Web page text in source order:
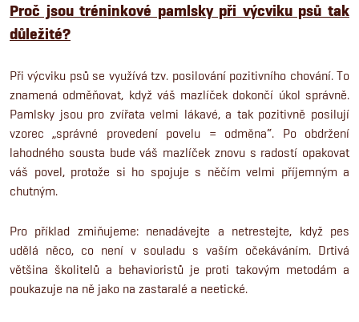
Proč jsou tréninkové pamlsky při výcviku psů tak
důležité?
Při výcviku psů se využívá tzv. posilování pozitivního chování. To
znamená odměňovat, když váš mazlíček dokončí úkol správně.
Pamlsky jsou pro zvířata velmi lákavé, a tak pozitivně posilují
vzorec „správné provedení povelu = odměna“. Po obdržení
lahodného sousta bude váš mazlíček znovu s radostí opakovat
váš povel, protože si ho spojuje s něčím velmi příjemným a
chutným.
Pro příklad zmiňujeme: nenadávejte a netrestejte, když pes
udělá něco, co není v souladu s vaším očekáváním. Drtivá
většina školitelů a behavioristů je proti takovým metodám a
poukazuje na ně jako na zastaralé a neetické.